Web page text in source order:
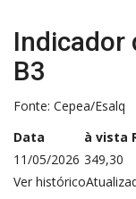
Indicador
B3
Fonte: Cepea/Esalq
Data
à vista
11/05/2026 349,30
Ver histórico